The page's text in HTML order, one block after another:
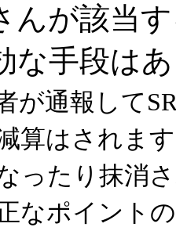
んが該当
な手段は
が通報して
算はされま
ったり抹消
なポイント